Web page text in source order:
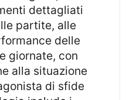
dettagliati
partite, alle
delle
giornate, con
alla situazione
di sfide